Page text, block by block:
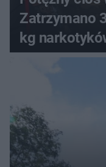
Zatrzymano 303 osoby i przejęto 72
kg